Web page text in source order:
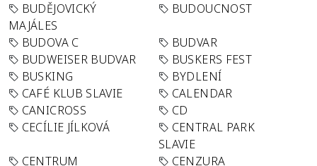
BUDĚJOVICKÝ
MAJÁLES
BUDOUCNOST
BUDOVA C
BUDVAR
BUDWEISER BUDVAR
BUSKERS FEST
BUSKING
BYDLENÍ
CAFÉ KLUB SLAVIE
CALENDAR
CANICROSS
CD
CECÍLIE JÍLKOVÁ
CENTRAL PARK
SLAVIE
CENTRUM
CENZURA